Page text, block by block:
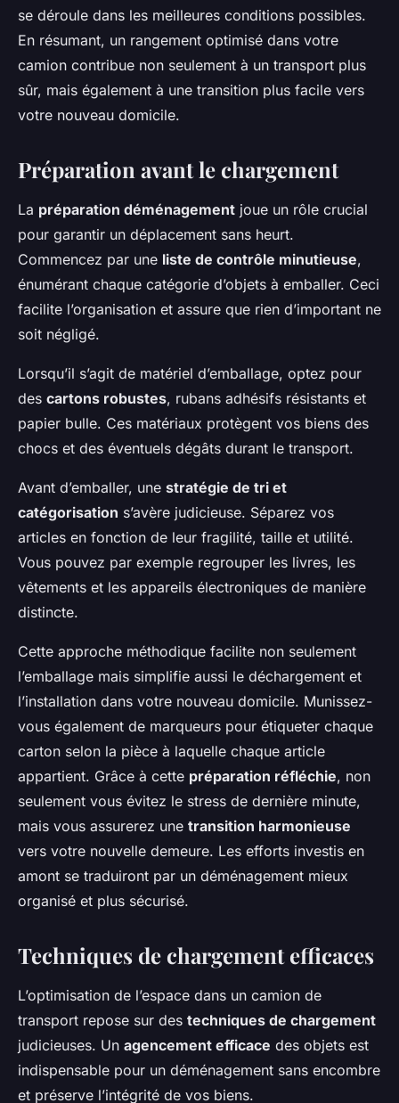
se déroule dans les meilleures conditions possibles.
En résumant, un rangement optimisé dans votre
camion contribue non seulement à un transport plus
sûr, mais également à une transition plus facile vers
votre nouveau domicile.
Préparation avant le chargement
La préparation déménagement joue un rôle crucial
pour garantir un déplacement sans heurt.
Commencez par une liste de contrôle minutieuse,
énumérant chaque catégorie d’objets à emballer. Ceci
facilite l’organisation et assure que rien d’important ne
soit négligé.
Lorsqu’il s’agit de matériel d’emballage, optez pour
des cartons robustes, rubans adhésifs résistants et
papier bulle. Ces matériaux protègent vos biens des
chocs et des éventuels dégâts durant le transport.
Avant d’emballer, une stratégie de tri et
catégorisation s’avère judicieuse. Séparez vos
articles en fonction de leur fragilité, taille et utilité.
Vous pouvez par exemple regrouper les livres, les
vêtements et les appareils électroniques de manière
distincte.
Cette approche méthodique facilite non seulement
l’emballage mais simplifie aussi le déchargement et
l’installation dans votre nouveau domicile. Munissez-
vous également de marqueurs pour étiqueter chaque
carton selon la pièce à laquelle chaque article
appartient. Grâce à cette préparation réfléchie, non
seulement vous évitez le stress de dernière minute,
mais vous assurerez une transition harmonieuse
vers votre nouvelle demeure. Les efforts investis en
amont se traduiront par un déménagement mieux
organisé et plus sécurisé.
Techniques de chargement efficaces
L’optimisation de l’espace dans un camion de
transport repose sur des techniques de chargement
judicieuses. Un agencement efficace des objets est
indispensable pour un déménagement sans encombre
et préserve l’intégrité de vos biens.